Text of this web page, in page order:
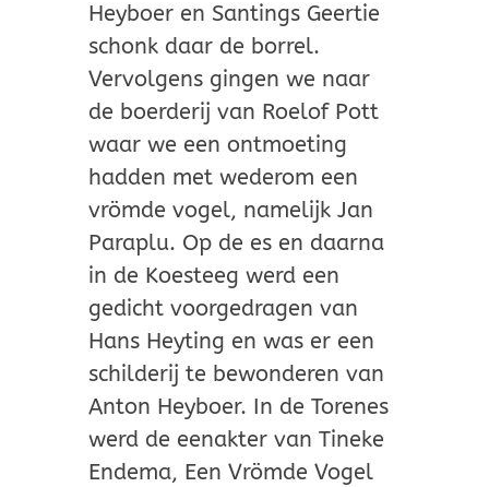
Heyboer en Santings Geertie
schonk daar de borrel.
Vervolgens gingen we naar
de boerderij van Roelof Pott
waar we een ontmoeting
hadden met wederom een
vrömde vogel, namelijk Jan
Paraplu. Op de es en daarna
in de Koesteeg werd een
gedicht voorgedragen van
Hans Heyting en was er een
schilderij te bewonderen van
Anton Heyboer. In de Torenes
werd de eenakter van Tineke
Endema, Een Vrömde Vogel